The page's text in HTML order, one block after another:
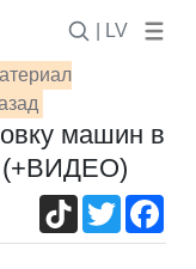
| LV
машин в
(+ВИДЕО)
TikTokTwitter